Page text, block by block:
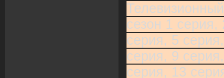
сезон 1
серия, 5
серия, 9
серия, 13